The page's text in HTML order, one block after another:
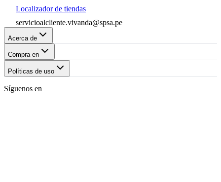
Localizador de tiendas
servicioalcliente.vivanda@spsa.pe
Acerca de
Compra en
Políticas de uso
Síguenos en